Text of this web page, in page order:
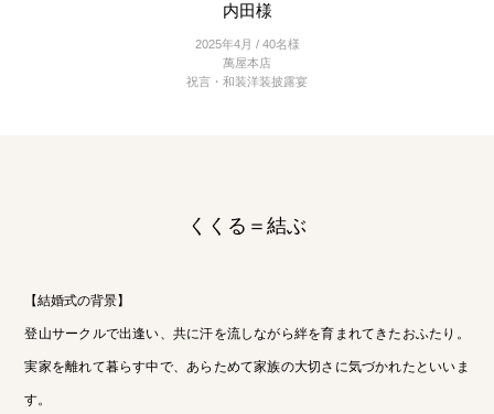
内田様
2025年4月 / 40名様
萬屋本店
祝言・和装洋装披露宴
くくる＝結ぶ
【結婚式の背景】
登山サークルで出逢い、共に汗を流しながら絆を育まれてきたおふたり。
実家を離れて暮らす中で、あらためて家族の大切さに気づかれたといいま
す。